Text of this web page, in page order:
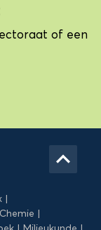
of een
Chemie
keyboard_arrow_up